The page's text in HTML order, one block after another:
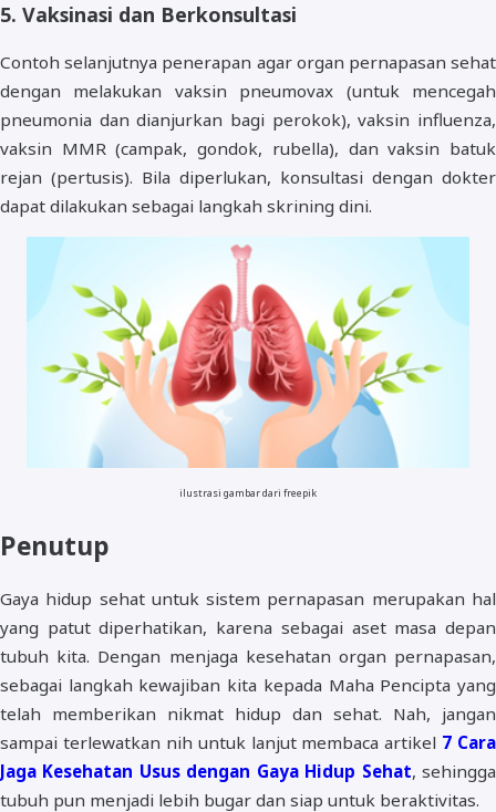
5. Vaksinasi dan Berkonsultasi
Contoh selanjutnya penerapan agar organ pernapasan sehat
dengan melakukan vaksin pneumovax (untuk mencegah
pneumonia dan dianjurkan bagi perokok), vaksin influenza,
vaksin MMR (campak, gondok, rubella), dan vaksin batuk
rejan (pertusis). Bila diperlukan, konsultasi dengan dokter
dapat dilakukan sebagai langkah skrining dini.
ilustrasi gambar dari freepik
Penutup
Gaya hidup sehat untuk sistem pernapasan merupakan hal
yang patut diperhatikan, karena sebagai aset masa depan
tubuh kita. Dengan menjaga kesehatan organ pernapasan,
sebagai langkah kewajiban kita kepada Maha Pencipta yang
telah memberikan nikmat hidup dan sehat. Nah, jangan
sampai terlewatkan nih untuk lanjut membaca artikel 7 Cara
Jaga Kesehatan Usus dengan Gaya Hidup Sehat, sehingga
tubuh pun menjadi lebih bugar dan siap untuk beraktivitas.